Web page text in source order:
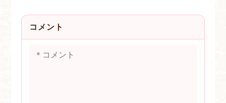
コメント